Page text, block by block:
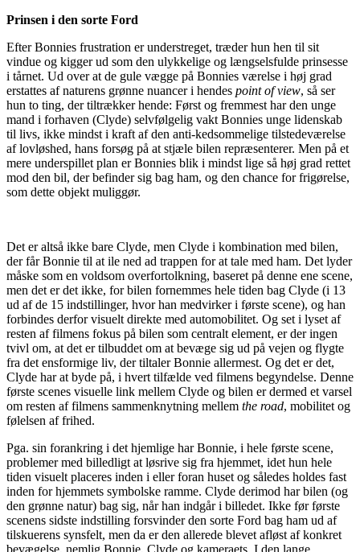
Prinsen i den sorte Ford
Efter Bonnies frustration er understreget, træder hun hen til sit
vindue og kigger ud som den ulykkelige og længselsfulde prinsesse
i tårnet. Ud over at de gule vægge på Bonnies værelse i høj grad
erstattes af naturens grønne nuancer i hendes point of view, så ser
hun to ting, der tiltrækker hende: Først og fremmest har den unge
mand i forhaven (Clyde) selvfølgelig vakt Bonnies unge lidenskab
til livs, ikke mindst i kraft af den anti-kedsommelige tilstedeværelse
af lovløshed, hans forsøg på at stjæle bilen repræsenterer. Men på et
mere underspillet plan er Bonnies blik i mindst lige så høj grad rettet
mod den bil, der befinder sig bag ham, og den chance for frigørelse,
som dette objekt muliggør.
Det er altså ikke bare Clyde, men Clyde i kombination med bilen,
der får Bonnie til at ile ned ad trappen for at tale med ham. Det lyder
måske som en voldsom overfortolkning, baseret på denne ene scene,
men det er det ikke, for bilen fornemmes hele tiden bag Clyde (i 13
ud af de 15 indstillinger, hvor han medvirker i første scene), og han
forbindes derfor visuelt direkte med automobilitet. Og set i lyset af
resten af filmens fokus på bilen som centralt element, er der ingen
tvivl om, at det er tilbuddet om at bevæge sig ud på vejen og flygte
fra det ensformige liv, der tiltaler Bonnie allermest. Og det er det,
Clyde har at byde på, i hvert tilfælde ved filmens begyndelse. Denne
første scenes visuelle link mellem Clyde og bilen er dermed et varsel
om resten af filmens sammenknytning mellem the road, mobilitet og
følelsen af frihed.
Pga. sin forankring i det hjemlige har Bonnie, i hele første scene,
problemer med billedligt at løsrive sig fra hjemmet, idet hun hele
tiden visuelt placeres inden i eller foran huset og således holdes fast
inden for hjemmets symbolske ramme. Clyde derimod har bilen (og
den grønne natur) bag sig, når han indgår i billedet. Ikke før første
scenens sidste indstilling forsvinder den sorte Ford bag ham ud af
tilskuerens synsfelt, men da er den allerede blevet afløst af konkret
bevægelse, nemlig Bonnie, Clyde og kameraets. I den lange